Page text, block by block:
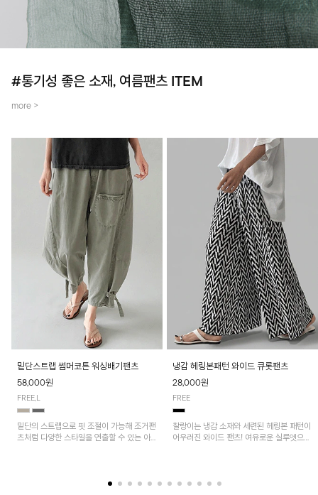
#통기성 좋은 소재, 여름팬츠 ITEM
more >
밑단스트랩 썸머코튼 워싱배기팬츠
58,000원
FREE,L
밑단의 스트랩으로 핏 조절이 가능해 조거팬
츠처럼 다양한 스타일을 연출할 수 있는 아
냉감 헤링본패턴 와이드 큐롯팬츠
28,000원
FREE
찰랑이는 냉감 소재와 세련된 헤링본 패턴이
어우러진 와이드 팬츠! 여유로운 실루엣으로